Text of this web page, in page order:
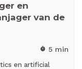
en
van de
timer 5 min
en artificial